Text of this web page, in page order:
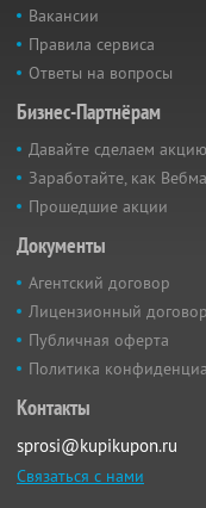
Вакансии
Правила сервиса
Ответы на вопросы
Бизнес-Партнёрам
Давайте сделаем
Заработайте, как
Прошедшие акции
Документы
Агентский договор
Лицензионный договор
Публичная оферта
Политика
Контакты
sprosi@kupikupon.ru
Связаться с нами